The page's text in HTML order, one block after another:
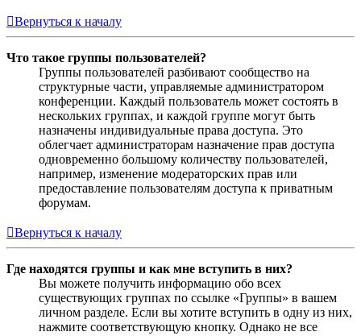
Вернуться к началу
Что такое группы пользователей?
Группы пользователей разбивают сообщество на
структурные части, управляемые администратором
конференции. Каждый пользователь может состоять в
нескольких группах, и каждой группе могут быть
назначены индивидуальные права доступа. Это
облегчает администраторам назначение прав доступа
одновременно большому количеству пользователей,
например, изменение модераторских прав или
предоставление пользователям доступа к приватным
форумам.
Вернуться к началу
Где находятся группы и как мне вступить в них?
Вы можете получить информацию обо всех
существующих группах по ссылке «Группы» в вашем
личном разделе. Если вы хотите вступить в одну из них,
нажмите соответствующую кнопку. Однако не все